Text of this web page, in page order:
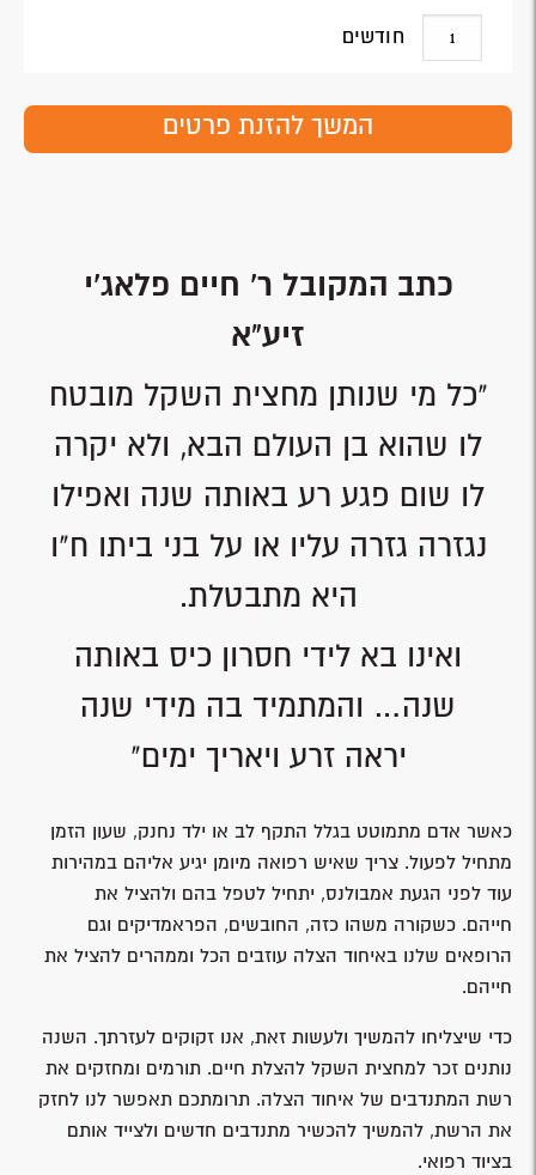
חודשים
המשך להזנת פרטים
כתב המקובל ר' חיים פלאג'י
זיע"א
"כל מי שנותן מחצית השקל מובטח
לו שהוא בן העולם הבא, ולא יקרה
לו שום פגע רע באותה שנה ואפילו
נגזרה גזרה עליו או על בני ביתו ח"ו
היא מתבטלת.
ואינו בא לידי חסרון כיס באותה
שנה… והמתמיד בה מידי שנה
יראה זרע ויאריך ימים"
כאשר אדם מתמוטט בגלל התקף לב או ילד נחנק, שעון הזמן
מתחיל לפעול. צריך שאיש רפואה מיומן יגיע אליהם במהירות
עוד לפני הגעת אמבולנס, יתחיל לטפל בהם ולהציל את
חייהם. כשקורה משהו כזה, החובשים, הפראמדיקים וגם
הרופאים שלנו באיחוד הצלה עוזבים הכל וממהרים להציל את
חייהם.
כדי שיצליחו להמשיך ולעשות זאת, אנו זקוקים לעזרתך. השנה
נותנים זכר למחצית השקל להצלת חיים. תורמים ומחזקים את
רשת המתנדבים של איחוד הצלה. תרומתכם תאפשר לנו לחזק
את הרשת, להמשיך להכשיר מתנדבים חדשים ולצייד אותם
בציוד רפואי.